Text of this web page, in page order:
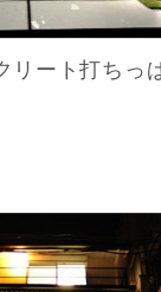
リート打ちっ